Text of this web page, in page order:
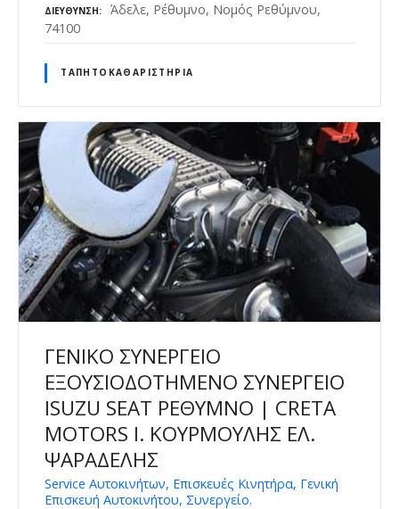
ΔΙΕΎΘΥΝΣΗ
Άδελε, Ρέθυμνο, Νομός Ρεθύμνου,
74100
ΤΑΠΗΤΟΚΑΘΑΡΙΣΤΉΡΙΑ
ΓΕΝΙΚΟ ΣΥΝΕΡΓΕΙΟ
ΕΞΟΥΣΙΟΔΟΤΗΜΕΝΟ ΣΥΝΕΡΓΕΙΟ
ISUZU SEAT ΡΕΘΥΜΝΟ | CRETA
MOTORS Ι. ΚΟΥΡΜΟΥΛΗΣ ΕΛ.
ΨΑΡΑΔΕΛΗΣ
Service Αυτοκινήτων, Επισκευές Κινητήρα, Γενική
Επισκευή Αυτοκινήτου, Συνεργείο.